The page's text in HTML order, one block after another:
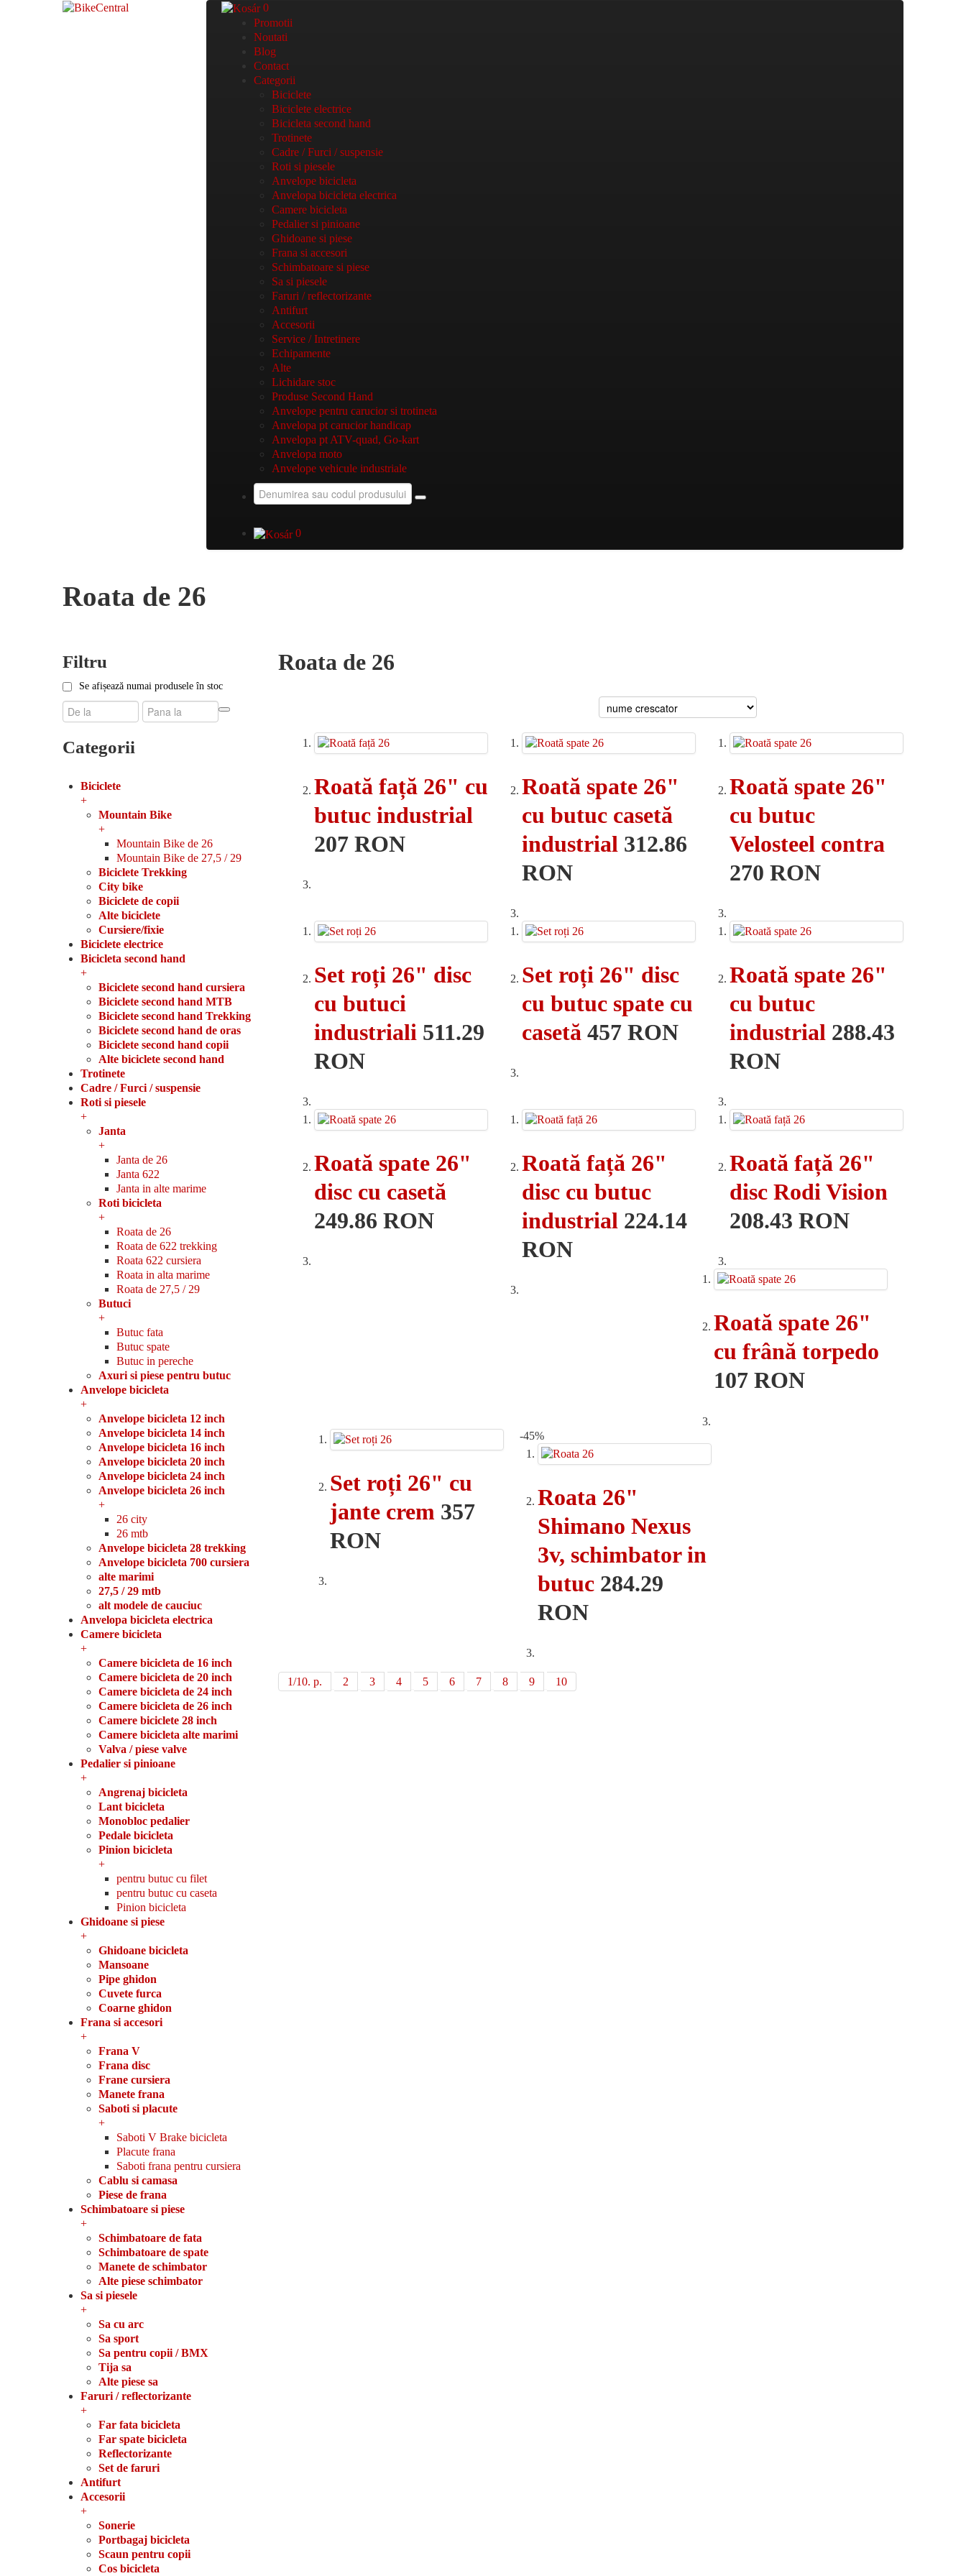
0
Promotii
Noutati
Blog
Contact
Categorii
Biciclete
Biciclete electrice
Bicicleta second hand
Trotinete
Cadre / Furci / suspensie
Roti si piesele
Anvelope bicicleta
Anvelopa bicicleta electrica
Camere bicicleta
Pedalier si pinioane
Ghidoane si piese
Frana si accesori
Schimbatoare si piese
Sa si piesele
Faruri / reflectorizante
Antifurt
Accesorii
Service / Intretinere
Echipamente
Alte
Lichidare stoc
Produse Second Hand
Anvelope pentru carucior si trotineta
Anvelopa pt carucior handicap
Anvelopa pt ATV-quad, Go-kart
Anvelopa moto
Anvelope vehicule industriale
0
Roata de 26
Filtru
Se afișează numai produsele în stoc
Categorii
Biciclete
+
Mountain Bike
+
Mountain Bike de 26
Mountain Bike de 27,5 / 29
Biciclete Trekking
City bike
Biciclete de copii
Alte biciclete
Cursiere/fixie
Biciclete electrice
Bicicleta second hand
+
Biciclete second hand cursiera
Biciclete second hand MTB
Biciclete second hand Trekking
Biciclete second hand de oras
Biciclete second hand copii
Alte biciclete second hand
Trotinete
Cadre / Furci / suspensie
Roti si piesele
+
Janta
+
Janta de 26
Janta 622
Janta in alte marime
Roti bicicleta
+
Roata de 26
Roata de 622 trekking
Roata 622 cursiera
Roata in alta marime
Roata de 27,5 / 29
Butuci
+
Butuc fata
Butuc spate
Butuc in pereche
Axuri si piese pentru butuc
Anvelope bicicleta
+
Anvelope bicicleta 12 inch
Anvelope bicicleta 14 inch
Anvelope bicicleta 16 inch
Anvelope bicicleta 20 inch
Anvelope bicicleta 24 inch
Anvelope bicicleta 26 inch
+
26 city
26 mtb
Anvelope bicicleta 28 trekking
Anvelope bicicleta 700 cursiera
alte marimi
27,5 / 29 mtb
alt modele de cauciuc
Anvelopa bicicleta electrica
Camere bicicleta
+
Camere bicicleta de 16 inch
Camere bicicleta de 20 inch
Camere bicicleta de 24 inch
Camere bicicleta de 26 inch
Camere biciclete 28 inch
Camere bicicleta alte marimi
Valva / piese valve
Pedalier si pinioane
+
Angrenaj bicicleta
Lant bicicleta
Monobloc pedalier
Pedale bicicleta
Pinion bicicleta
+
pentru butuc cu filet
pentru butuc cu caseta
Pinion bicicleta
Ghidoane si piese
+
Ghidoane bicicleta
Mansoane
Pipe ghidon
Cuvete furca
Coarne ghidon
Frana si accesori
+
Frana V
Frana disc
Frane cursiera
Manete frana
Saboti si placute
+
Saboti V Brake bicicleta
Placute frana
Saboti frana pentru cursiera
Cablu si camasa
Piese de frana
Schimbatoare si piese
+
Schimbatoare de fata
Schimbatoare de spate
Manete de schimbator
Alte piese schimbator
Sa si piesele
+
Sa cu arc
Sa sport
Sa pentru copii / BMX
Tija sa
Alte piese sa
Faruri / reflectorizante
+
Far fata bicicleta
Far spate bicicleta
Reflectorizante
Set de faruri
Antifurt
Accesorii
+
Sonerie
Portbagaj bicicleta
Scaun pentru copii
Cos bicicleta
Roata de 26
Roată față 26" cu
butuc industrial
207 RON
Roată spate 26"
cu butuc casetă
industrial 312.86
RON
Roată spate 26"
cu butuc
Velosteel contra
270 RON
Set roți 26" disc
cu butuci
industriali 511.29
RON
Set roți 26" disc
cu butuc spate cu
casetă 457 RON
Roată spate 26"
cu butuc
industrial 288.43
RON
Roată spate 26"
disc cu casetă
249.86 RON
Roată față 26"
disc cu butuc
industrial 224.14
RON
Roată față 26"
disc Rodi Vision
208.43 RON
Roată spate 26"
cu frână torpedo
107 RON
Set roți 26" cu
jante crem 357
RON
-45%
Roata 26"
Shimano Nexus
3v, schimbator in
butuc 284.29
RON
1/10. p. 2 3 4 5 6 7 8 9 10